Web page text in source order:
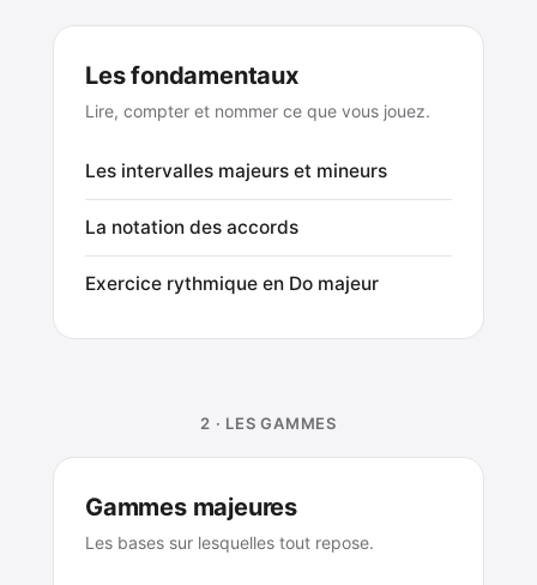
Les fondamentaux
Lire, compter et nommer ce que vous jouez.
Les intervalles majeurs et mineurs
La notation des accords
Exercice rythmique en Do majeur
2 · LES GAMMES
Gammes majeures
Les bases sur lesquelles tout repose.